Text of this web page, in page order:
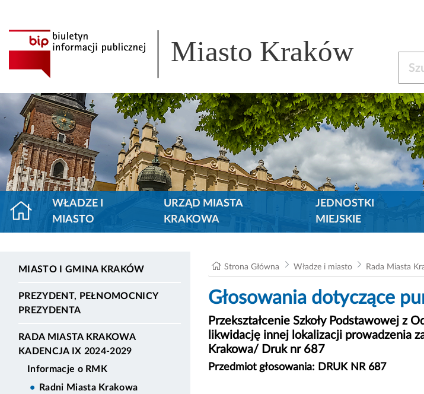
Miasto Kraków
WŁADZE I
MIASTO
URZĄD MIASTA
KRAKOWA
JEDNOSTKI
MIEJSKIE
MIASTO I GMINA KRAKÓW
PREZYDENT, PEŁNOMOCNICY
PREZYDENTA
RADA MIASTA KRAKOWA
KADENCJA IX 2024-2029
Informacje o RMK
Radni Miasta Krakowa
Strona Główna Władze i miasto Rada Miasta
Głosowania dotyczące
Przekształcenie Szkoły Podstawowej z
likwidację innej lokalizacji prowadzenia
Krakowa/ Druk nr 687
Przedmiot głosowania: DRUK NR 687